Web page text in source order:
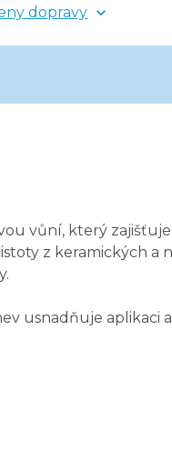
dopravy
vůní, který
z keramických
usnadňuje